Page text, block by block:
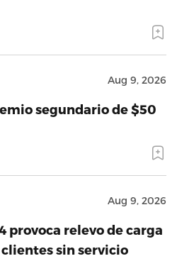
Aug 9, 2026
segundario de $50
Aug 9, 2026
provoca relevo de carga
sin servicio